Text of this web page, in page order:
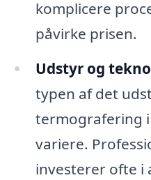
komplicere
påvirke prisen.
Udstyr og
typen af det
termografering i
variere.
investerer ofte i